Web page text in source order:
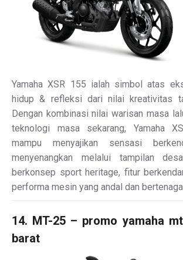
Yamaha XSR 155 ialah simbol atas
hidup & refleksi dari nilai kreativitas
Dengan kombinasi nilai warisan masa
teknologi masa sekarang, Yamaha
mampu menyajikan sensasi
menyenangkan melalui tampilan
berkonsep sport heritage, fitur
performa mesin yang andal dan bertenaga.
14. MT-25 – promo yamaha
barat